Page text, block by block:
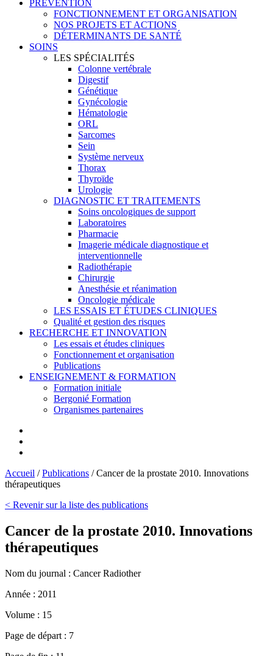
PRÉVENTION
FONCTIONNEMENT ET ORGANISATION
NOS PROJETS ET ACTIONS
DÉTERMINANTS DE SANTÉ
SOINS
LES SPÉCIALITÉS
Colonne vertébrale
Digestif
Génétique
Gynécologie
Hématologie
ORL
Sarcomes
Sein
Système nerveux
Thorax
Thyroïde
Urologie
DIAGNOSTIC ET TRAITEMENTS
Soins oncologiques de support
Laboratoires
Pharmacie
Imagerie médicale diagnostique et
interventionnelle
Radiothérapie
Chirurgie
Anesthésie et réanimation
Oncologie médicale
LES ESSAIS ET ÉTUDES CLINIQUES
Qualité et gestion des risques
RECHERCHE ET INNOVATION
Les essais et études cliniques
Fonctionnement et organisation
Publications
ENSEIGNEMENT & FORMATION
Formation initiale
Bergonié Formation
Organismes partenaires
Accueil /Publications /Cancer de la prostate 2010. Innovations
thérapeutiques
< Revenir sur la liste des publications
Cancer de la prostate 2010. Innovations
thérapeutiques
Nom du journal : Cancer Radiother
Année : 2011
Volume : 15
Page de départ : 7